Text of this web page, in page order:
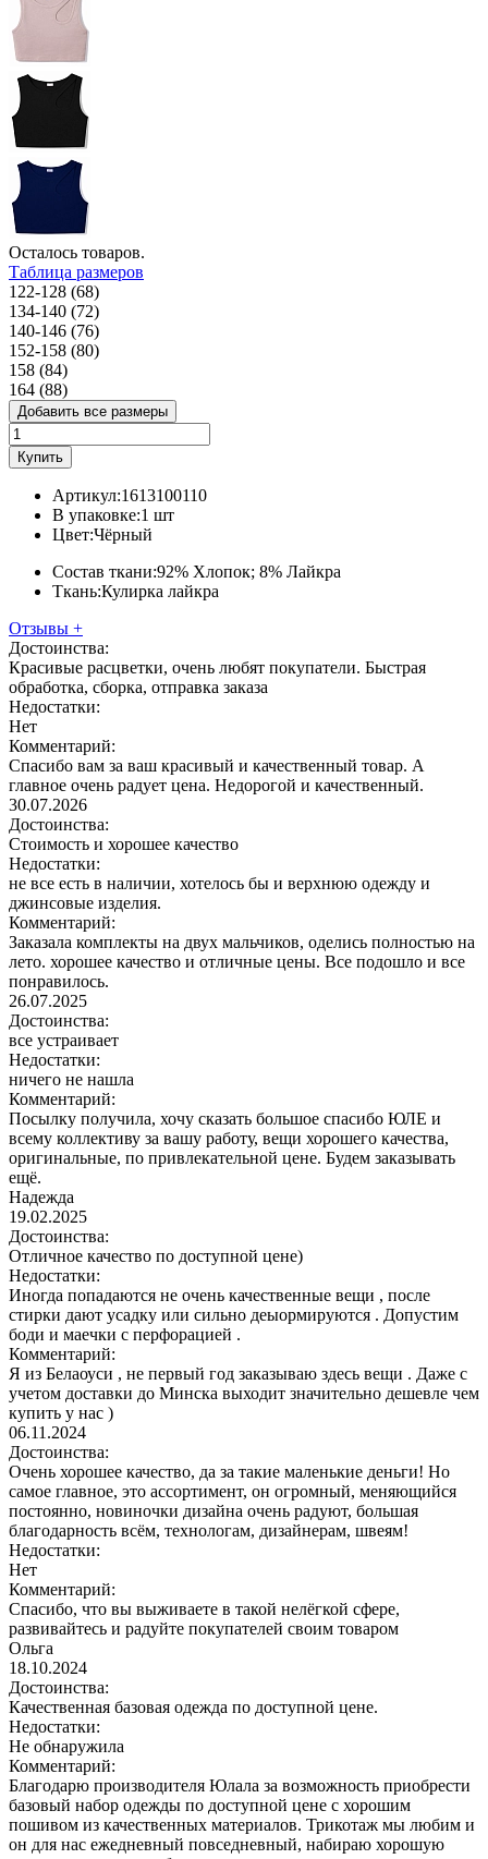
Осталось товаров.
Таблица размеров
122-128 (68)
134-140 (72)
140-146 (76)
152-158 (80)
158 (84)
164 (88)
Добавить все размеры
Купить
Артикул:1613100110
В упаковке:1 шт
Цвет:Чёрный
Состав ткани:92% Хлопок; 8% Лайкра
Ткань:Кулирка лайкра
Отзывы +
Достоинства:
Красивые расцветки, очень любят покупатели. Быстрая
обработка, сборка, отправка заказа
Недостатки:
Нет
Комментарий:
Спасибо вам за ваш красивый и качественный товар. А
главное очень радует цена. Недорогой и качественный.
30.07.2026
Достоинства:
Стоимость и хорошее качество
Недостатки:
не все есть в наличии, хотелось бы и верхнюю одежду и
джинсовые изделия.
Комментарий:
Заказала комплекты на двух мальчиков, оделись полностью на
лето. хорошее качество и отличные цены. Все подошло и все
понравилось.
26.07.2025
Достоинства:
все устраивает
Недостатки:
ничего не нашла
Комментарий:
Посылку получила, хочу сказать большое спасибо ЮЛЕ и
всему коллективу за вашу работу, вещи хорошего качества,
оригинальные, по привлекательной цене. Будем заказывать
ещё.
Надежда
19.02.2025
Достоинства:
Отличное качество по доступной цене)
Недостатки:
Иногда попадаются не очень качественные вещи , после
стирки дают усадку или сильно деыормируются . Допустим
боди и маечки с перфорацией .
Комментарий:
Я из Белаоуси , не первый год заказываю здесь вещи . Даже с
учетом доставки до Минска выходит значительно дешевле чем
купить у нас )
06.11.2024
Достоинства:
Очень хорошее качество, да за такие маленькие деньги! Но
самое главное, это ассортимент, он огромный, меняющийся
постоянно, новиночки дизайна очень радуют, большая
благодарность всём, технологам, дизайнерам, швеям!
Недостатки:
Нет
Комментарий:
Спасибо, что вы выживаете в такой нелёгкой сфере,
развивайтесь и радуйте покупателей своим товаром
Ольга
18.10.2024
Достоинства:
Качественная базовая одежда по доступной цене.
Недостатки:
Не обнаружила
Комментарий:
Благодарю производителя Юлала за возможность приобрести
базовый набор одежды по доступной цене с хорошим
пошивом из качественных материалов. Трикотаж мы любим и
он для нас ежедневный повседневный, набираю хорошую